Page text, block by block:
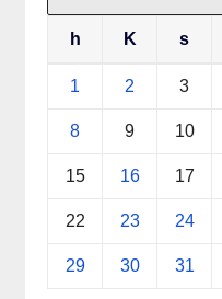
h K s
1 2 3
8 9 10
15 16 17
22 23 24
29 30 31